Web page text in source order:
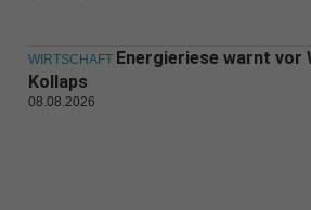
WIRTSCHAFT Energieriese warnt
Kollaps
08.08.2026